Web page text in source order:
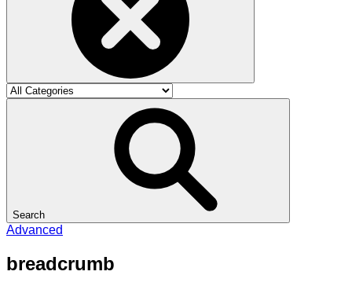
Search
Advanced
breadcrumb